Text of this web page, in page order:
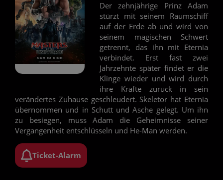
Der zehnjährige Prinz Adam
stürzt mit seinem Raumschiff
auf der Erde ab und wird von
seinem magischen Schwert
getrennt, das ihn mit Eternia
verbindet. Erst fast zwei
Jahrzehnte später findet er die
Klinge wieder und wird durch
ihre Kräfte zurück in sein
verändertes Zuhause geschleudert. Skeletor hat Eternia
übernommen und in Schutt und Asche gelegt. Um ihn
zu besiegen, muss Adam die Geheimnisse seiner
Vergangenheit entschlüsseln und He-Man werden.
Ticket-Alarm